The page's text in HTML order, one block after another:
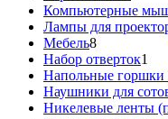
Компьютерные
Лампы для
Мебель88
товаров
Набор отверток1
Напольные горшки
Наушники для
Никелевые ленты